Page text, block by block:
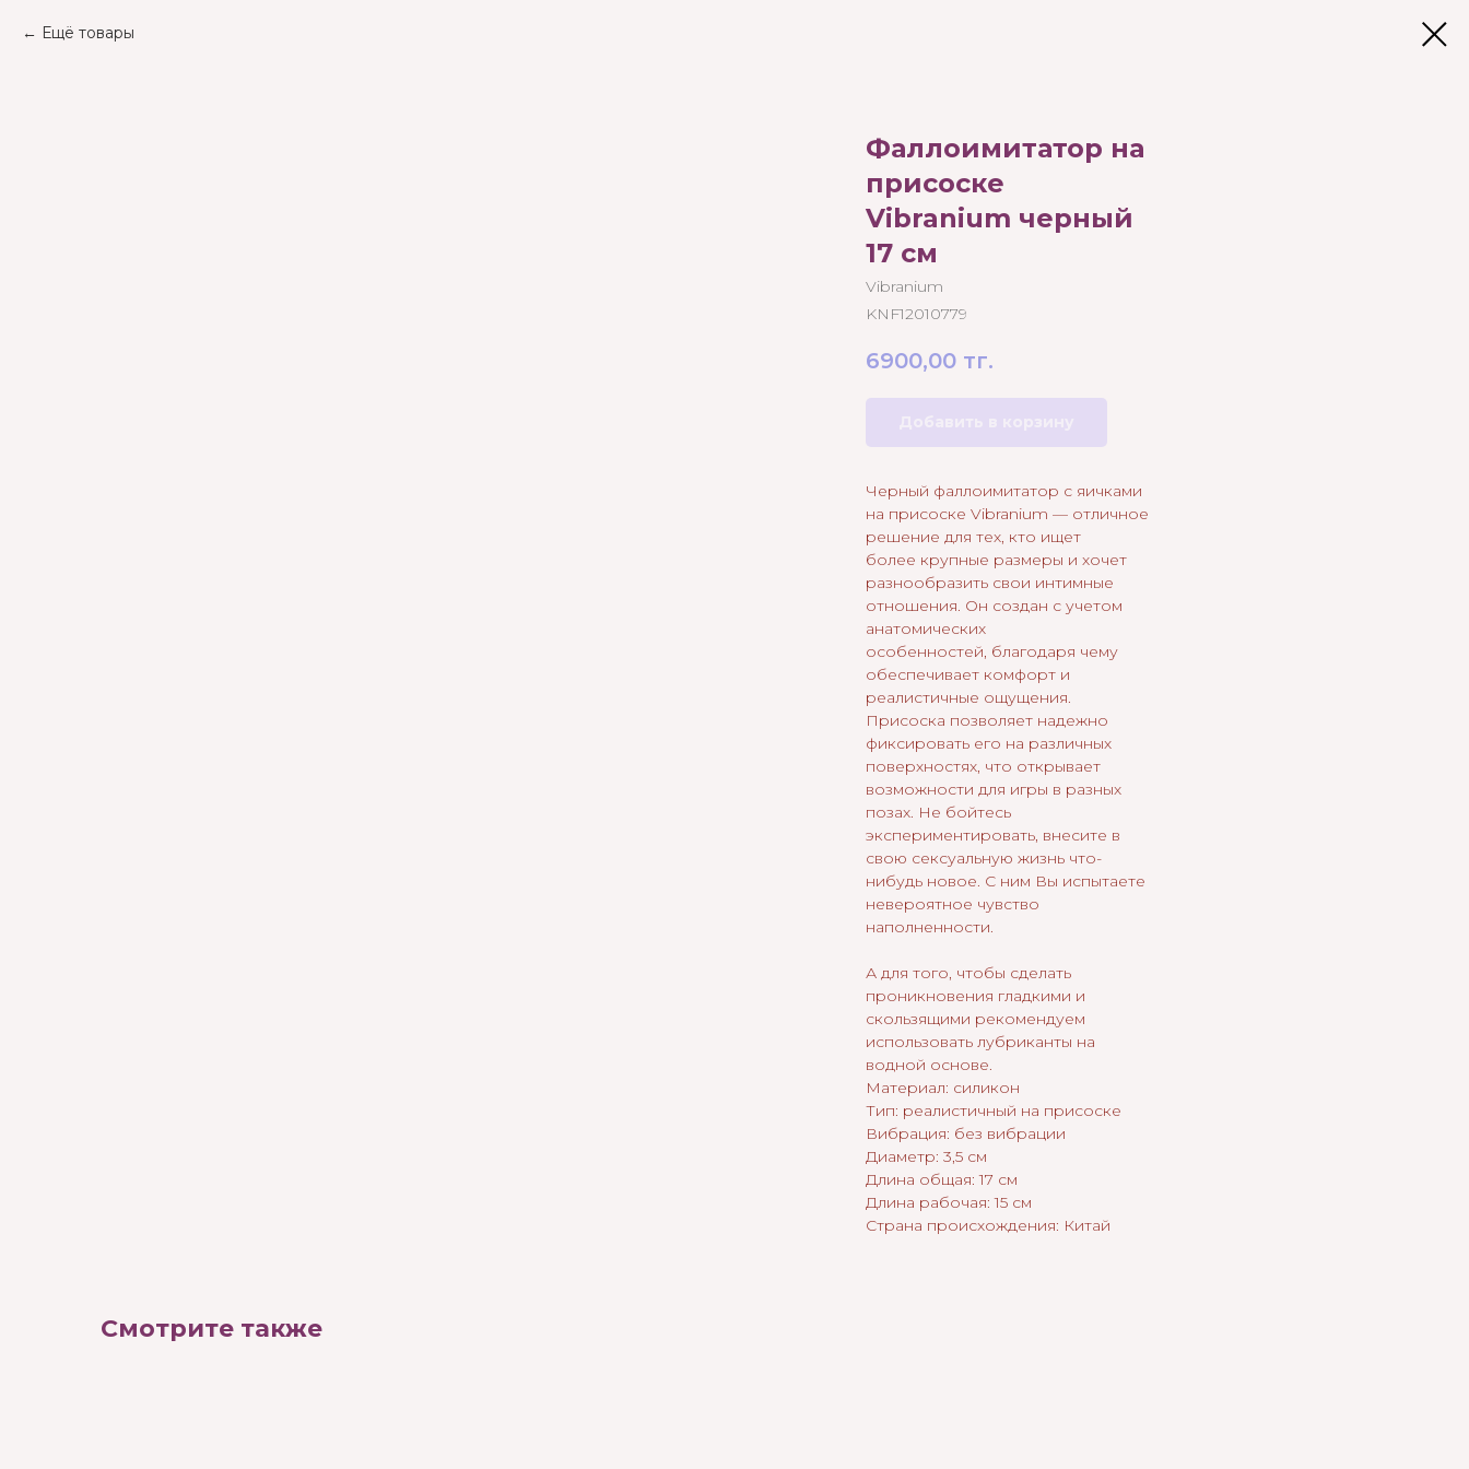
Ещё товары
Фаллоимитатор на
присоске
Vibranium черный
17 см
Vibranium
KNF12010779
6900,00 тг.
Черный фаллоимитатор с яичками
на присоске Vibranium — отличное
решение для тех, кто ищет
более крупные размеры и хочет
разнообразить свои интимные
отношения. Он создан с учетом
анатомических
особенностей, благодаря чему
обеспечивает комфорт и
реалистичные ощущения.
Присоска позволяет надежно
фиксировать его на различных
поверхностях, что открывает
возможности для игры в разных
позах. Не бойтесь
экспериментировать, внесите в
свою сексуальную жизнь что-
нибудь новое. С ним Вы испытаете
невероятное чувство
наполненности.
А для того, чтобы сделать
проникновения гладкими и
скользящими рекомендуем
использовать лубриканты на
водной основе.
Материал: силикон
Тип: реалистичный на присоске
Вибрация: без вибрации
Диаметр: 3,5 см
Длина общая: 17 см
Длина рабочая: 15 см
Страна происхождения: Китай
Смотрите также